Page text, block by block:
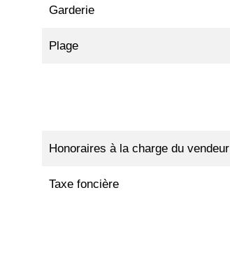
Garderie
Plage
Honoraires à la charge du vendeur
Taxe foncière